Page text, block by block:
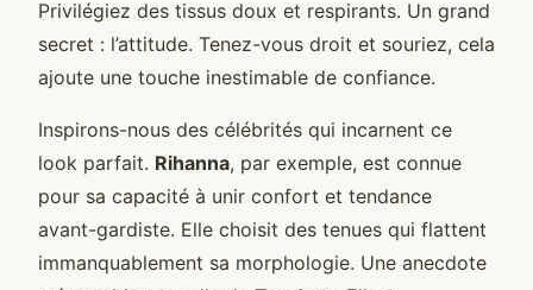
Privilégiez des tissus doux et respirants. Un grand
secret : l’attitude. Tenez-vous droit et souriez, cela
ajoute une touche inestimable de confiance.
Inspirons-nous des célébrités qui incarnent ce
look parfait. Rihanna, par exemple, est connue
pour sa capacité à unir confort et tendance
avant-gardiste. Elle choisit des tenues qui flattent
immanquablement sa morphologie. Une anecdote